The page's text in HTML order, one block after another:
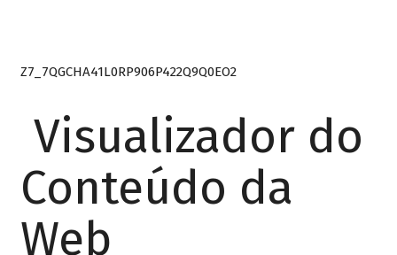
Z7_7QGCHA41L0RP906P422Q9Q0EO2
Visualizador do
Conteúdo da
Web